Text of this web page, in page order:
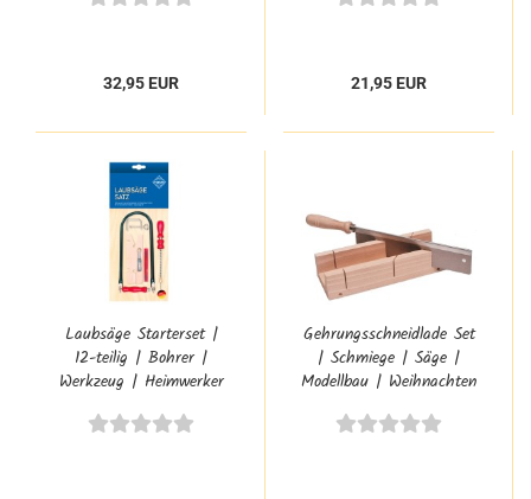
32,95 EUR 21,95 EUR
Laubsäge Starterset |
12-teilig | Bohrer |
Werkzeug | Heimwerker
Gehrungsschneidlade Set
| Schmiege | Säge |
Modellbau | Weihnachten